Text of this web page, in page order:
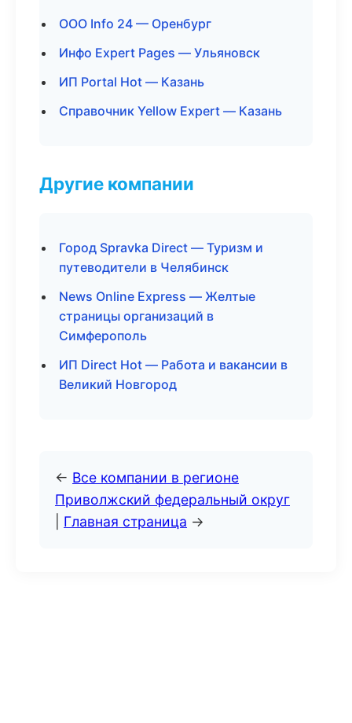
ООО Info 24 — Оренбург
Инфо Expert Pages — Ульяновск
ИП Portal Hot — Казань
Справочник Yellow Expert — Казань
Другие компании
Город Spravka Direct — Туризм и
путеводители в Челябинск
News Online Express — Желтые
страницы организаций в
Симферополь
ИП Direct Hot — Работа и вакансии в
Великий Новгород
← Все компании в регионе
Приволжский федеральный округ
Главная страница →